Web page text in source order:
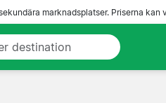
marknadsplatser. Priserna